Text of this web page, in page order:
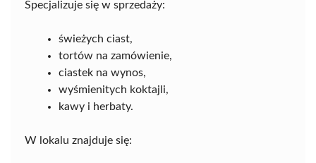
Specjalizuje się w sprzedaży:
świeżych ciast,
tortów na zamówienie,
ciastek na wynos,
wyśmienitych koktajli,
kawy i herbaty.
W lokalu znajduje się: